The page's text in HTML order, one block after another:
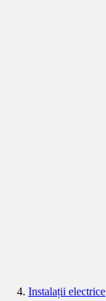
Instalații electrice